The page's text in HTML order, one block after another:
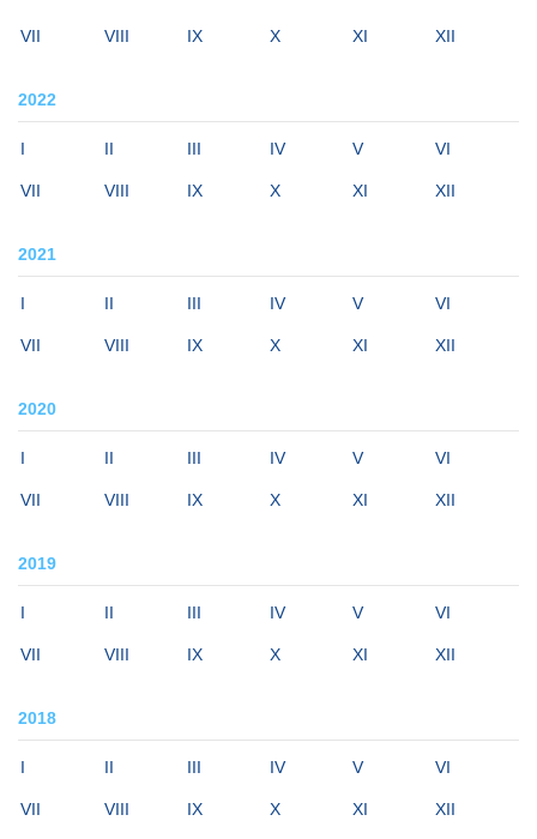
VII VIII IX X XI XII
2022
I II III IV V VI
VII VIII IX X XI XII
2021
I II III IV V VI
VII VIII IX X XI XII
2020
I II III IV V VI
VII VIII IX X XI XII
2019
I II III IV V VI
VII VIII IX X XI XII
2018
I II III IV V VI
VII VIII IX X XI XII